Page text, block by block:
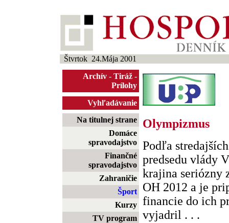
Štvrtok 24.Mája 2001
Archív - Tiráž -
Prílohy
Vyhľadávanie
Na titulnej strane
Domáce
spravodajstvo
Finančné
spravodajstvo
Zahraničie
Šport
Kurzy
TV program
Olympizmus
Podľa
predsedu vlády
krajina seriózny
OH 2012 a je
financie do ich
vyjadril . . .